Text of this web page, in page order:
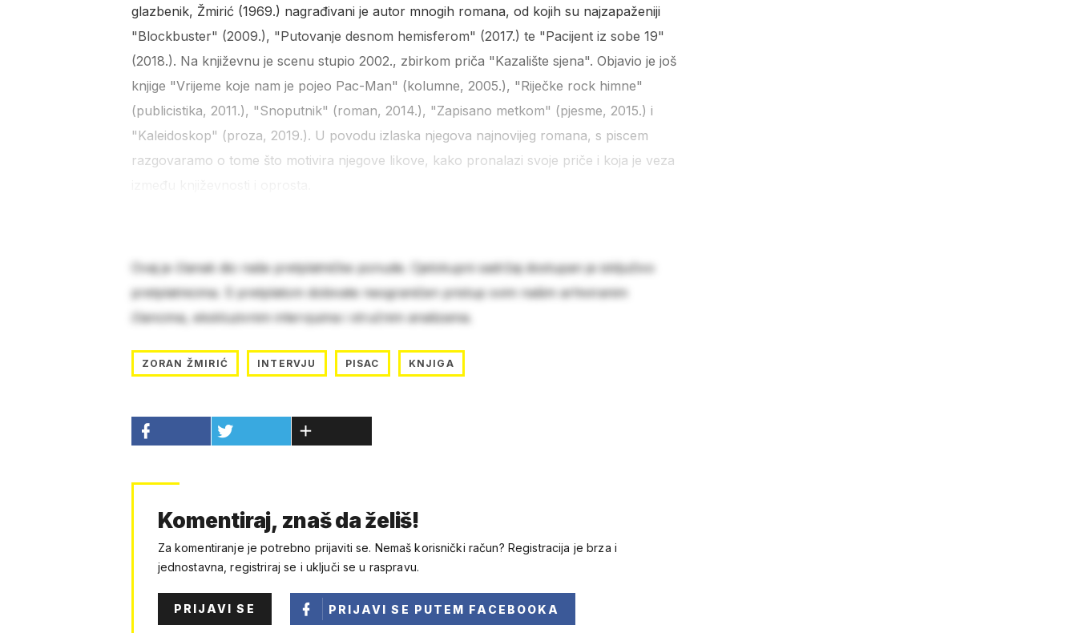
glazbenik, Žmirić (1969.) nagrađivani je autor mnogih romana, od kojih su najzapaženiji
"Blockbuster" (2009.), "Putovanje desnom hemisferom" (2017.) te "Pacijent iz sobe 19"
(2018.). Na književnu je scenu stupio 2002., zbirkom priča "Kazalište sjena". Objavio je još
knjige "Vrijeme koje nam je pojeo Pac-Man" (kolumne, 2005.), "Riječke rock himne"
(publicistika, 2011.), "Snoputnik" (roman, 2014.), "Zapisano metkom" (pjesme, 2015.) i
"Kaleidoskop" (proza, 2019.). U povodu izlaska njegova najnovijeg romana, s piscem
razgovaramo o tome što motivira njegove likove, kako pronalazi svoje priče i koja je veza
Ovaj je članak dio naše pretplatničke ponude. Cjelokupni sadržaj dostupan je isključivo
pretplatnicima. S pretplatom dobivate neograničen pristup svim našim arhiviranim
člancima, ekskluzivnim intervjuima i stručnim analizama.
ZORAN ŽMIRIĆ INTERVJU PISAC KNJIGA
Komentiraj, znaš da želiš!
Za komentiranje je potrebno prijaviti se. Nemaš korisnički račun? Registracija je brza i
jednostavna, registriraj se i uključi se u raspravu.
PRIJAVI SE PRIJAVI SE PUTEM FACEBOOKA